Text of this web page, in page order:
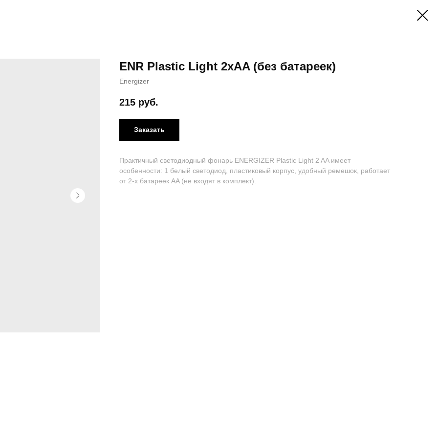
ENR Plastic Light 2xAA (без батареек)
Energizer
215 руб.
Заказать
Практичный светодиодный фонарь ENERGIZER Plastic Light 2 AA имеет
особенности: 1 белый светодиод, пластиковый корпус, удобный ремешок, работает
от 2-х батареек AA (не входят в комплект).